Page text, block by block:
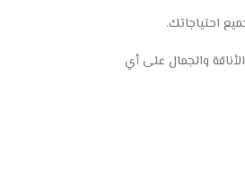
احتياجاتك.
والجمال على أي